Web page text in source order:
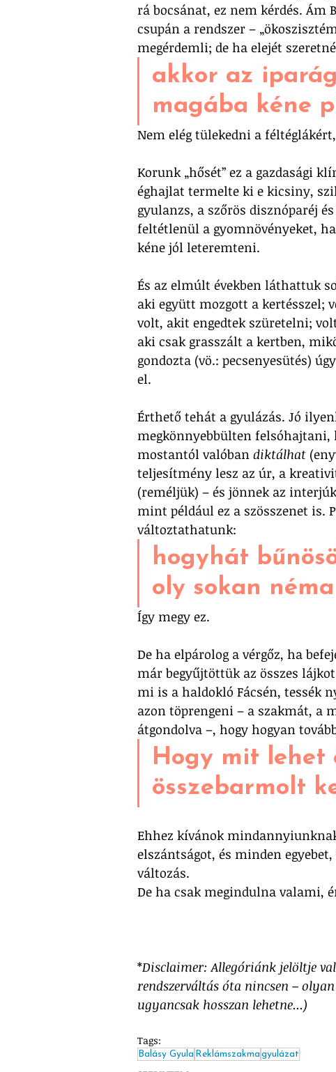
rá bocsánat, ez nem kérdés. Ám
csupán a rendszer –
megérdemli; de ha elejét
akkor az
magába kéne
Nem elég tülekedni a
Korunk „hősét” ez a gazdasági
éghajlat termelte ki e kicsiny,
gyulanzs, a szőrös disznóparéj
feltétlenül a gyomnövényeket,
kéne jól leteremteni.
És az elmúlt években láthattuk
aki együtt mozgott a kertésszel;
volt, akit engedtek szüretelni;
aki csak grasszált a kertben,
gondozta (vö.: pecsenyesütés)
el.
Érthető tehát a gyulázás. Jó
megkönnyebbülten felsóhajtani,
mostantól valóban diktálhat
teljesítmény lesz az úr, a
(reméljük) – és jönnek az
mint például ez a szösszenet is.
változtathatunk:
hogyhát
oly sokan
Így megy ez.
De ha elpárolog a vérgőz, ha
már begyűjtöttük az összes
mi is a haldokló Fácsén, tessék
azon töprengeni – a szakmát, a
átgondolva –, hogy hogyan
Hogy mit lehet
összebarmolt
Ehhez kívánok
elszántságot, és minden
változás.
De ha csak megindulna valami,
*Disclaimer: Allegóriánk jelöltje
rendszerváltás óta nincsen –
ugyancsak hosszan lehetne...)
Tags:
Balásy Gyula Reklámszakma gyulázat